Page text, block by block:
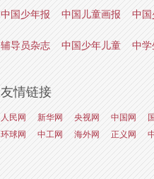
中国少年报 中国儿童画报 中国
辅导员杂志 中国少年儿童 中学
友情链接
人民网 新华网 央视网 中国网
环球网
中工网 海外网 正义网